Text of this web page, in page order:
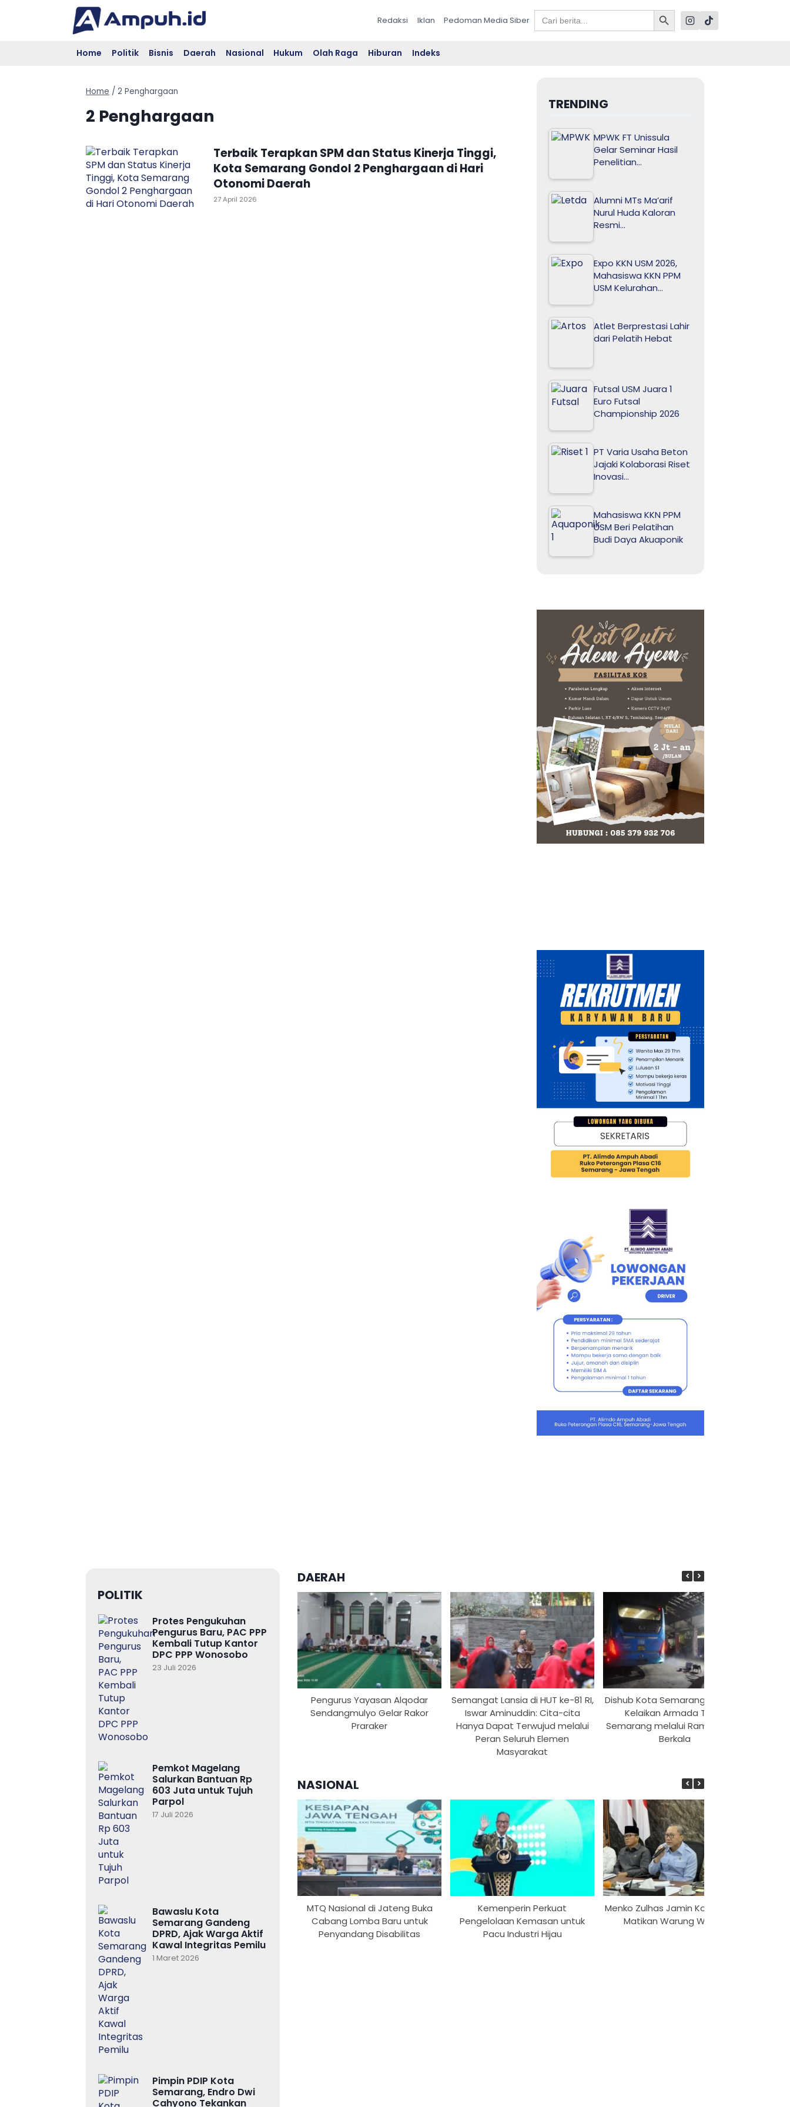
Redaksi Iklan Pedoman Media Siber Search
for:
Search Button
Home Politik Bisnis Daerah Nasional Hukum Olah Raga Hiburan Indeks
Home / 2 Penghargaan
2 Penghargaan
Terbaik Terapkan SPM dan Status Kinerja Tinggi,
Kota Semarang Gondol 2 Penghargaan di Hari
Otonomi Daerah
27 April 2026
TRENDING
MPWK FT Unissula
Gelar Seminar Hasil
Penelitian…
Alumni MTs Ma’arif
Nurul Huda Kaloran
Resmi…
Expo KKN USM 2026,
Mahasiswa KKN PPM
USM Kelurahan…
Atlet Berprestasi Lahir
dari Pelatih Hebat
Futsal USM Juara 1
Euro Futsal
Championship 2026
PT Varia Usaha Beton
Jajaki Kolaborasi Riset
Inovasi…
Mahasiswa KKN PPM
USM Beri Pelatihan
Budi Daya Akuaponik
POLITIK
Protes Pengukuhan
Pengurus Baru, PAC PPP
Kembali Tutup Kantor
DPC PPP Wonosobo
23 Juli 2026
Pemkot Magelang
Salurkan Bantuan Rp
603 Juta untuk Tujuh
Parpol
17 Juli 2026
Bawaslu Kota
Semarang Gandeng
DPRD, Ajak Warga Aktif
Kawal Integritas Pemilu
1 Maret 2026
Pimpin PDIP Kota
Semarang, Endro Dwi
Cahyono Tekankan
DAERAH
Pengurus Yayasan Alqodar
Sendangmulyo Gelar Rakor
Praraker
Semangat Lansia di HUT ke-81 RI,
Iswar Aminuddin: Cita-cita
Hanya Dapat Terwujud melalui
Peran Seluruh Elemen
Masyarakat
Dishub Kota Semarang Pastikan
Kelaikan Armada Trans
Semarang melalui Ramp Check
Berkala
NASIONAL
MTQ Nasional di Jateng Buka
Cabang Lomba Baru untuk
Penyandang Disabilitas
Kemenperin Perkuat
Pengelolaan Kemasan untuk
Pacu Industri Hijau
Menko Zulhas Jamin Kopdes tak
Matikan Warung Warga